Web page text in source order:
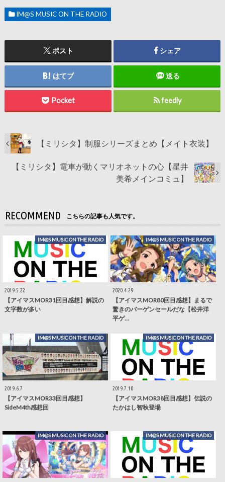
IM@S MUSIC ON THE RADIO
ポスト シェア
はてブ 送る
Pocket feedly
【ミリシタ】制服シリーズまとめ【メイト衣装】
【ミリシタ】電車が動くマリオネットの心【星井
美希メインコミュ】
RECOMMEND こちらの記事も人気です。
IM@S MUSIC ON THE RADIO
2019.5.22
【アイマスMOR31回目感想】解説の
文字数が多い
IM@S MUSIC ON THE RADIO
2020.4.29
【アイマスMOR80回目感想】まるで
驚きのバーゲンセールだな【松井洋
平ゲ…
IM@S MUSIC ON THE RADIO
2019.6.7
【アイマスMOR33回目感想】
SideM4th感想回
IM@S MUSIC ON THE RADIO
2019.7.10
【アイマスMOR38回目感想】伝説の
たかはし智秋登場
IM@S MUSIC ON THE RADIO IM@S MUSIC ON THE RADIO